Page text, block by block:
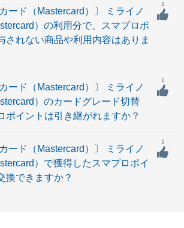
ード（Mastercard）〕 ミライノ
）の利用分で、スマプロポ
されない商品や利用内容はありま
1
ード（Mastercard）〕 ミライノ
）のカードグレード切替
ポイントは引き継がれますか？
1
ード（Mastercard）〕 ミライノ
）で獲得したスマプロポイ
換できますか？
1